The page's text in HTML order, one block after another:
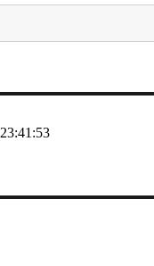
23:41:54